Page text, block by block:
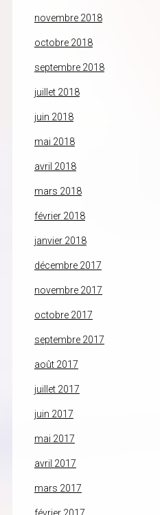
novembre 2018
octobre 2018
septembre 2018
juillet 2018
juin 2018
mai 2018
avril 2018
mars 2018
février 2018
janvier 2018
décembre 2017
novembre 2017
octobre 2017
septembre 2017
août 2017
juillet 2017
juin 2017
mai 2017
avril 2017
mars 2017